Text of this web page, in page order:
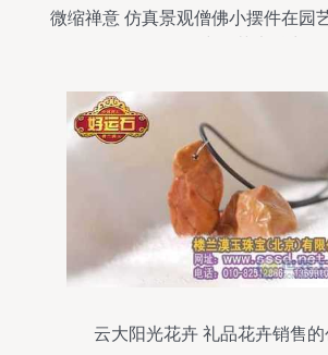
微缩禅意 仿真景观僧佛小摆件在园
云大阳光花卉 礼品花卉销售